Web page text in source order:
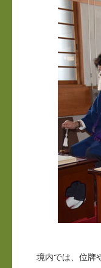
境内では、位牌